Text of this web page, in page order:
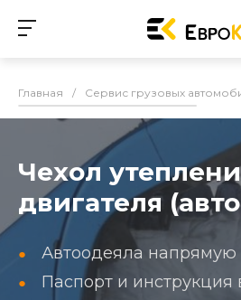
Главная / Сервис грузовых
Чехол
двигателя
Автоодеяла напрямую
Паспорт и инструкция